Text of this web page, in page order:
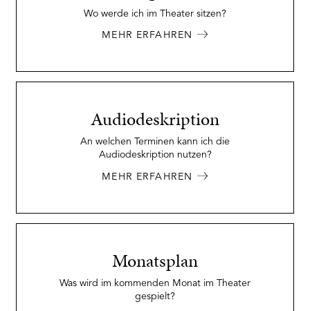
Wo werde ich im Theater sitzen?
MEHR ERFAHREN
Audiodeskription
An welchen Terminen kann ich die
Audiodeskription nutzen?
MEHR ERFAHREN
Monatsplan
Was wird im kommenden Monat im Theater
gespielt?